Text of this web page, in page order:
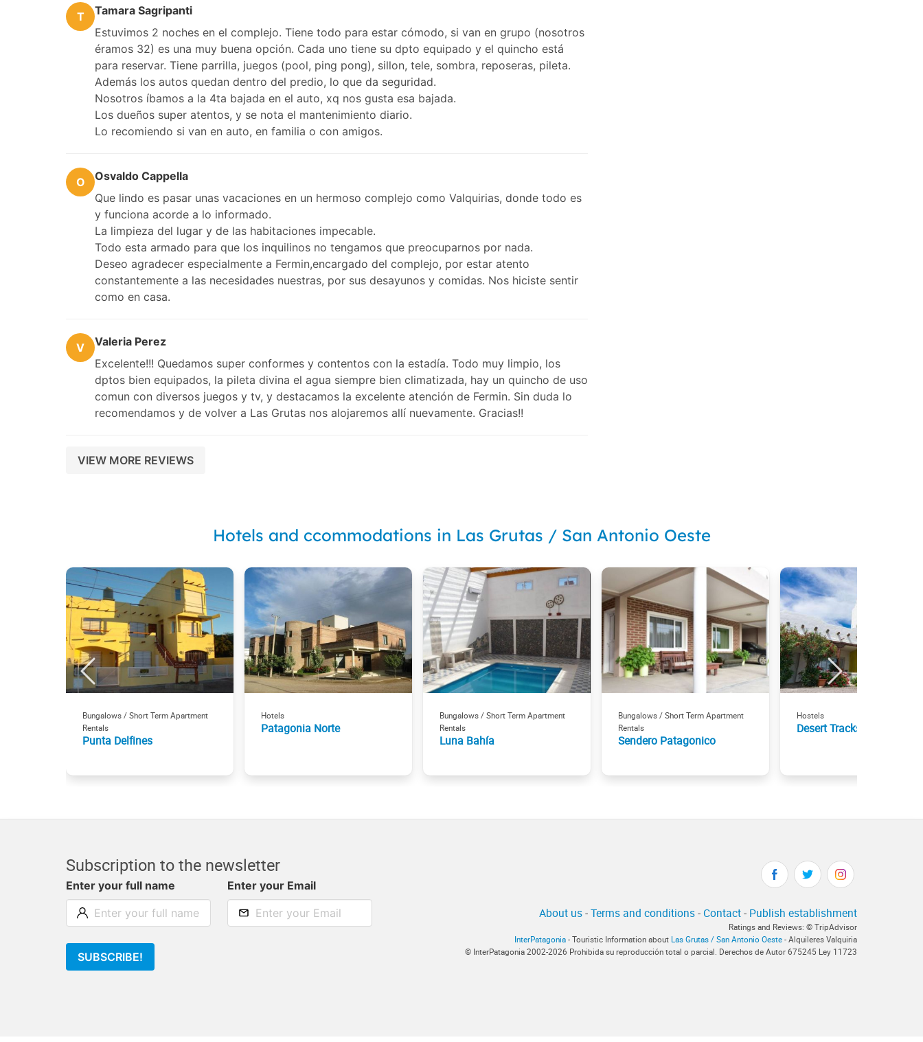
T
Tamara Sagripanti
Estuvimos 2 noches en el complejo. Tiene todo para estar cómodo, si van en grupo (nosotros
éramos 32) es una muy buena opción. Cada uno tiene su dpto equipado y el quincho está
para reservar. Tiene parrilla, juegos (pool, ping pong), sillon, tele, sombra, reposeras, pileta.
Además los autos quedan dentro del predio, lo que da seguridad.
Nosotros íbamos a la 4ta bajada en el auto, xq nos gusta esa bajada.
Los dueños super atentos, y se nota el mantenimiento diario.
Lo recomiendo si van en auto, en familia o con amigos.
O
Osvaldo Cappella
Que lindo es pasar unas vacaciones en un hermoso complejo como Valquirias, donde todo es
y funciona acorde a lo informado.
La limpieza del lugar y de las habitaciones impecable.
Todo esta armado para que los inquilinos no tengamos que preocuparnos por nada.
Deseo agradecer especialmente a Fermin,encargado del complejo, por estar atento
constantemente a las necesidades nuestras, por sus desayunos y comidas. Nos hiciste sentir
como en casa.
V
Valeria Perez
Excelente!!! Quedamos super conformes y contentos con la estadía. Todo muy limpio, los
dptos bien equipados, la pileta divina el agua siempre bien climatizada, hay un quincho de uso
comun con diversos juegos y tv, y destacamos la excelente atención de Fermin. Sin duda lo
recomendamos y de volver a Las Grutas nos alojaremos allí nuevamente. Gracias!!
VIEW MORE REVIEWS
Hotels and ccommodations in Las Grutas / San Antonio Oeste
Bungalows / Short Term Apartment
Rentals
Punta Delfines
Hotels
Patagonia Norte
Bungalows / Short Term Apartment
Rentals
Luna Bahía
Bungalows / Short Term Apartment
Rentals
Sendero Patagonico
Hostels
Desert Tracks
Subscription to the newsletter
Enter your full name Enter your Email
SUBSCRIBE!
About us-Terms and conditions- Contact- Publish establishment
Ratings and Reviews: © TripAdvisor
InterPatagonia - Touristic Information about Las Grutas / San Antonio Oeste - Alquileres Valquiria
© InterPatagonia 2002-2026 Prohibida su reproducción total o parcial. Derechos de Autor 675245 Ley 11723